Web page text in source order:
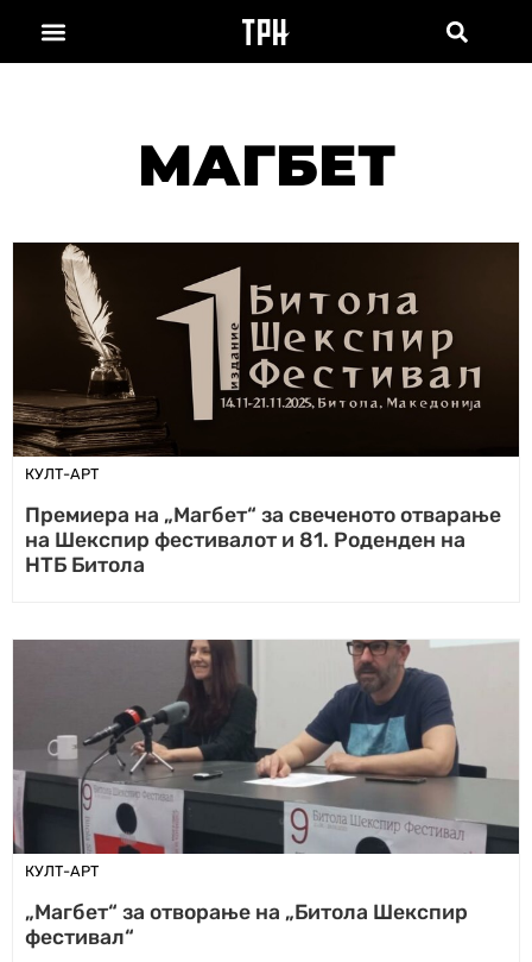
МАГБЕТ
КУЛТ-АРТ
Премиера на „Магбет“ за свеченото отварање
на Шекспир фестивалот и 81. Роденден на
НТБ Битола
КУЛТ-АРТ
„Магбет“ за отворање на „Битола Шекспир
фестивал“